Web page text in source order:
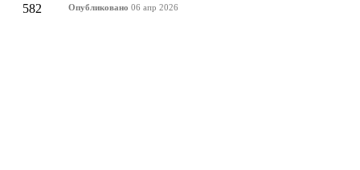
582 Опубликовано 06 апр 2026